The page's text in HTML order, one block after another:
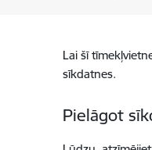
Lai šī
sīkdatnes.
Pielāgot